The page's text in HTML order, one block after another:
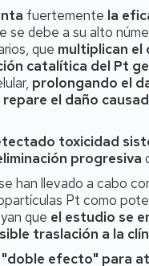
fuertemente la
se debe a su alto
que multiplican el
catalítica del Pt
prolongando el
el daño
toxicidad
progresiva
han llevado a cabo
Pt como
que el estudio se
traslación a la
efecto" para